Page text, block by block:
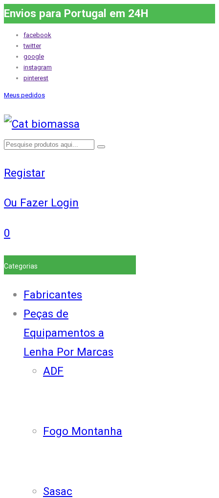
Envios para Portugal em 24H
facebook
twitter
google
instagram
pinterest
Meus pedidos
Registar
Ou Fazer Login
0
Categorias
Fabricantes
Peças de
Equipamentos a
Lenha Por Marcas
ADF
Fogo Montanha
Sasac